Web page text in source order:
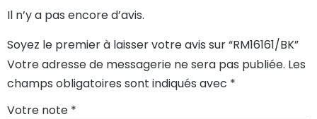
Il n’y a pas encore d’avis.
Soyez le premier à laisser votre avis sur “RM16161/BK”
Votre adresse de messagerie ne sera pas publiée. Les
champs obligatoires sont indiqués avec *
Votre note *